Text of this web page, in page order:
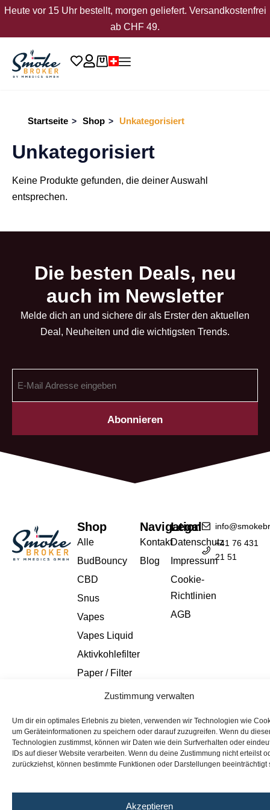
Zustimmung verwalten
Um dir ein optimales Erlebnis zu bieten, verwenden wir Technologien wie
um Geräteinformationen zu speichern oder darauf zuzugreifen. Wenn du
Technologien zustimmst, können wir Daten wie dein Surfverhalten oder
IDs auf dieser Website verarbeiten. Wenn du deine Zustimmung nicht erteilst
zurückziehst, können bestimmte Funktionen oder Darstellungen beeinträchtigt
Akzeptieren
Heute vor 15 Uhr bestellt, morgen geliefert. Versandkostenfrei
ab CHF 49.
Startseite > Shop > Unkategorisiert
Unkategorisiert
Keine Produkte gefunden, die deiner Auswahl
entsprechen.
Die besten Deals, neu
auch im Newsletter
Melde dich an und sichere dir als Erster den aktuellen
Deal, Neuheiten und die wichtigsten Trends.
Shop
Alle
BudBouncy
CBD
Snus
Vapes
Vapes Liquid
Aktivkohlefilter
Paper / Filter
Navigation
Kontakt
Blog
Legal
Datenschutz
Impressum
Cookie-
Richtlinien
AGB
+41 76 431
21 51
Die von dem Unternehmen verkauften Produkte sind keine
Arzneimittel und sind nicht dazu bestimmt, Krankheiten zu
diagnostizieren, zu behandeln, zu heilen oder zu verhindern. Das
medizinischer Behandlung bist, empfehlen wir dir, vor der
Verwendung der Produkte deinen Arzt zu konsultieren.